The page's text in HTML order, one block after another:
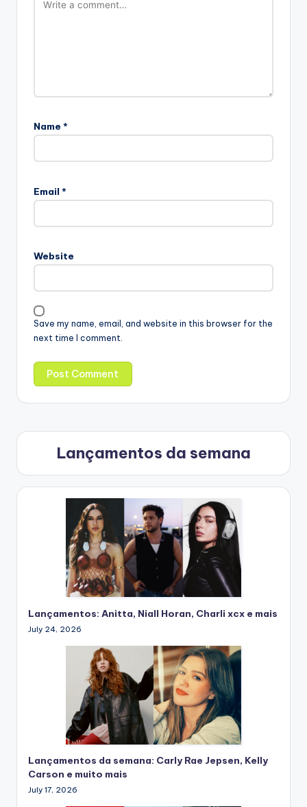
Name *
Email *
Website
Save my name, email, and website in this browser for the
next time I comment.
Lançamentos da semana
Lançamentos: Anitta, Niall Horan, Charli xcx e mais
July 24, 2026
Lançamentos da semana: Carly Rae Jepsen, Kelly
Carson e muito mais
July 17, 2026